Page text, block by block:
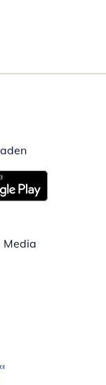
Öffnet in
Fenster
Media
Fenster
neuem Fenster